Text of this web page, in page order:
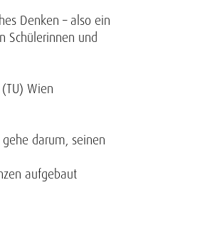
Denken – also ein
Schülerinnen und
Wien
darum, seinen
aufgebaut